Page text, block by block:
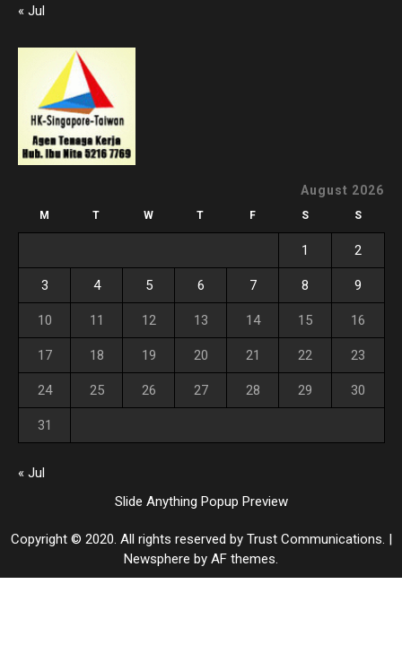
« Jul
August 2026
M T W T F S S
1 2
3 4 5 6 7 8 9
10 11 12 13 14 15 16
17 18 19 20 21 22 23
24 25 26 27 28 29 30
31
« Jul
Slide Anything Popup Preview
Copyright © 2020. All rights reserved by Trust Communications. |
Newsphere by AF themes.